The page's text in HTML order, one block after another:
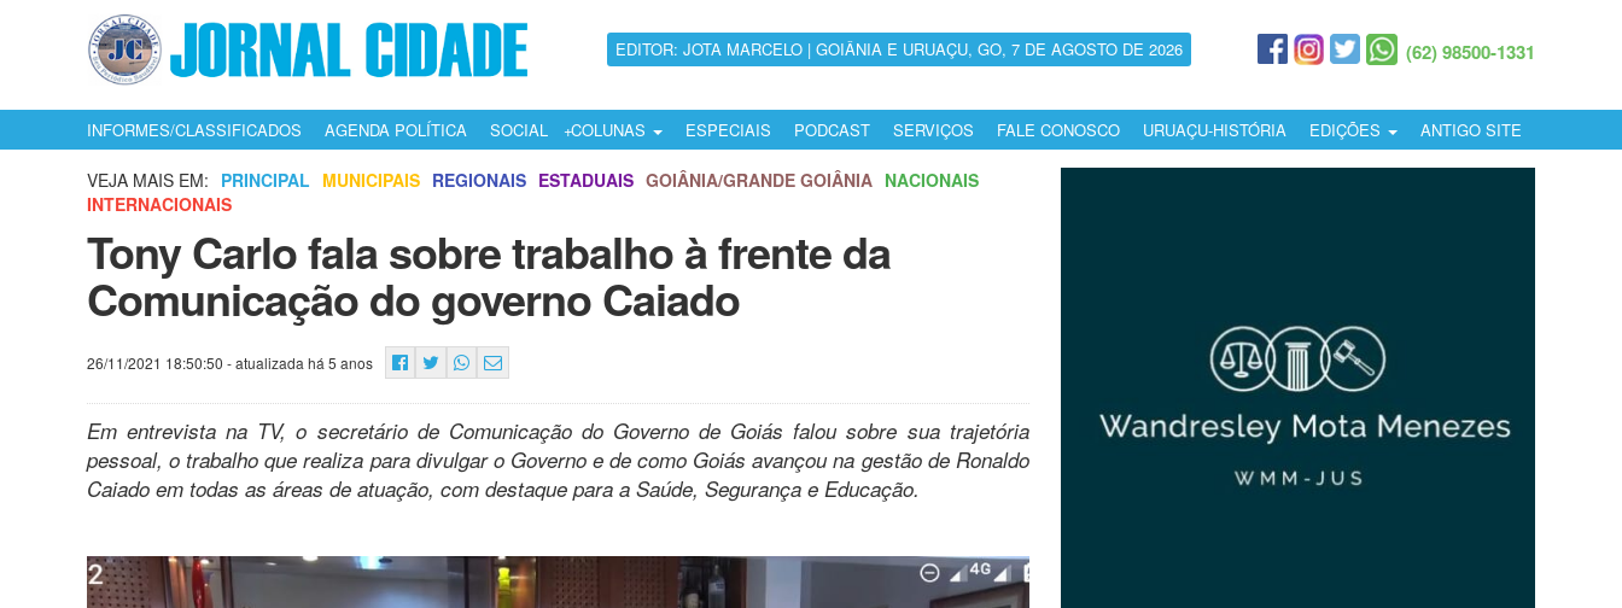
EDITOR: JOTA MARCELO | GOIÂNIA E URUAÇU, GO, 7 DE AGOSTO DE 2026 (62) 98500-1331
INFORMES/CLASSIFICADOS AGENDA POLÍTICA SOCIAL COLUNAS ESPECIAIS PODCAST SERVIÇOS FALE CONOSCO URUAÇU-HISTÓRIA EDIÇÕES ANTIGO SITE
VEJA MAIS EM: PRINCIPAL MUNICIPAIS REGIONAIS ESTADUAIS GOIÂNIA/GRANDE GOIÂNIA NACIONAIS
INTERNACIONAIS
Tony Carlo fala sobre trabalho à frente da
Comunicação do governo Caiado
26/11/2021 18:50:50 - atualizada há 5 anos
Em entrevista na TV, o secretário de Comunicação do Governo de Goiás falou sobre sua trajetória
pessoal, o trabalho que realiza para divulgar o Governo e de como Goiás avançou na gestão de Ronaldo
Caiado em todas as áreas de atuação, com destaque para a Saúde, Segurança e Educação.